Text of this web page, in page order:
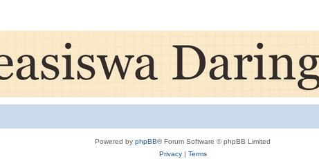
Powered by phpBB® Forum Software © phpBB Limited
Privacy| Terms